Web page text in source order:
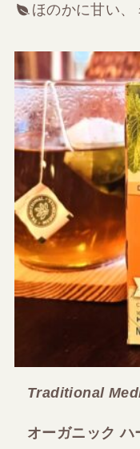
ほのかに甘い、
Traditional
オーガニック ハ